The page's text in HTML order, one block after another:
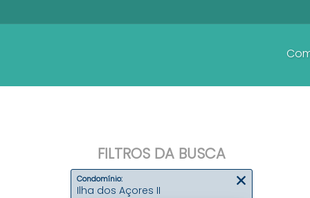
FILTROS DA BUSCA
Condomínio:
Ilha dos Açores II